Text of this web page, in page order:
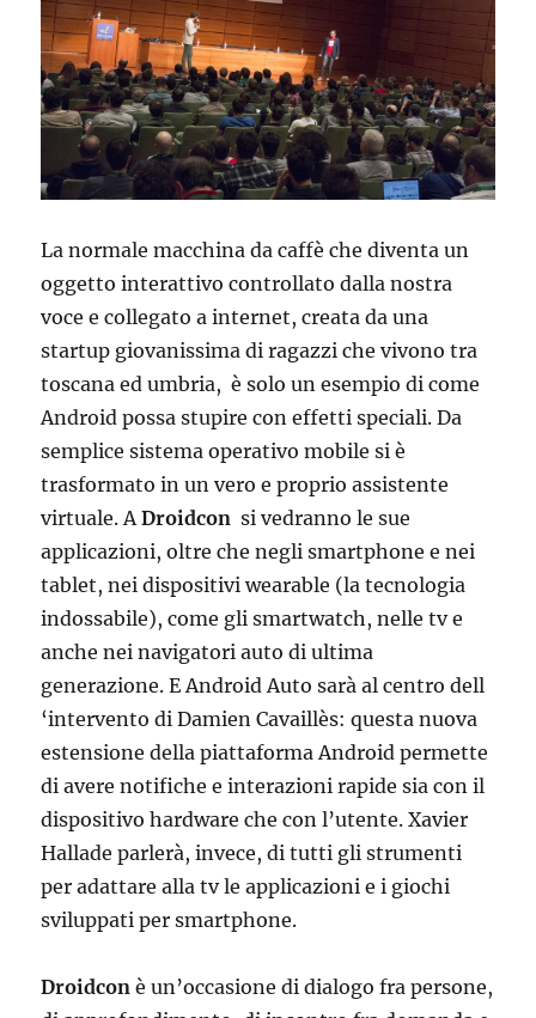
La normale macchina da caffè che diventa un
oggetto interattivo controllato dalla nostra
voce e collegato a internet, creata da una
startup giovanissima di ragazzi che vivono tra
toscana ed umbria, è solo un esempio di come
Android possa stupire con effetti speciali. Da
semplice sistema operativo mobile si è
trasformato in un vero e proprio assistente
virtuale. ADroidcon si vedranno le sue
applicazioni, oltre che negli smartphone e nei
tablet, nei dispositivi wearable (la tecnologia
indossabile), come gli smartwatch, nelle tv e
anche nei navigatori auto di ultima
generazione. E Android Auto sarà al centro dell
‘intervento di Damien Cavaillès: questa nuova
estensione della piattaforma Android permette
di avere notifiche e interazioni rapide sia con il
dispositivo hardware che con l’utente. Xavier
Hallade parlerà, invece, di tutti gli strumenti
per adattare alla tv le applicazioni e i giochi
sviluppati per smartphone.
Droidcon è un’occasione di dialogo fra persone,